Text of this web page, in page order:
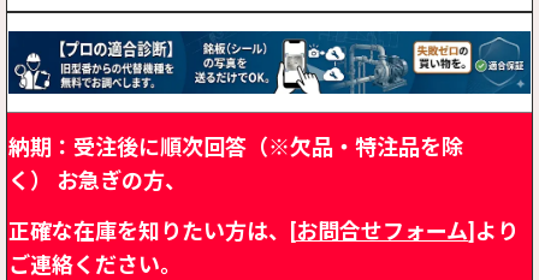
納期：受注後に順次回答（※欠品・特注品を除
く）
お急ぎの方、
正確な在庫を知りたい方は、[お問合せフォーム]より
ご連絡ください。